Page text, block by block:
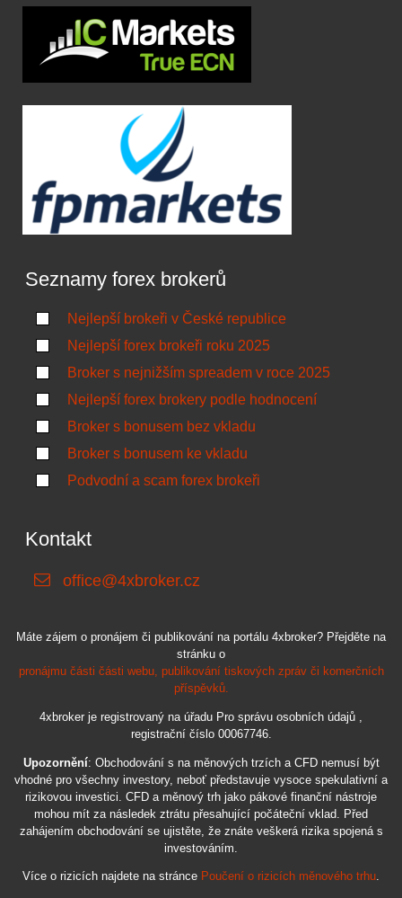
Seznamy forex brokerů
Nejlepší brokeři v České republice
Nejlepší forex brokeři roku 2025
Broker s nejnižším spreadem v roce 2025
Nejlepší forex brokery podle hodnocení
Broker s bonusem bez vkladu
Broker s bonusem ke vkladu
Podvodní a scam forex brokeři
Kontakt
office@4xbroker.cz
Máte zájem o pronájem či publikování na portálu 4xbroker? Přejděte na
stránku o
pronájmu části části webu, publikování tiskových zpráv či komerčních
příspěvků.
4xbroker je registrovaný na úřadu Pro správu osobních údajů ,
registrační číslo 00067746.
Upozornění: Obchodování s na měnových trzích a CFD nemusí být
vhodné pro všechny investory, neboť představuje vysoce spekulativní a
rizikovou investici. CFD a měnový trh jako pákové finanční nástroje
mohou mít za následek ztrátu přesahující počáteční vklad. Před
zahájením obchodování se ujistěte, že znáte veškerá rizika spojená s
investováním.
Více o rizicích najdete na stránce Poučení o rizicích měnového trhu.